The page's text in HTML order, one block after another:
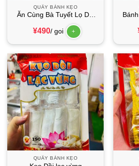
QUẦY BÁNH KẸO
Ăn Cùng Bà Tuyết Lọ Dui
Ga Pho Mai
¥490/ goi +
QUẦY BÁNH KẸO